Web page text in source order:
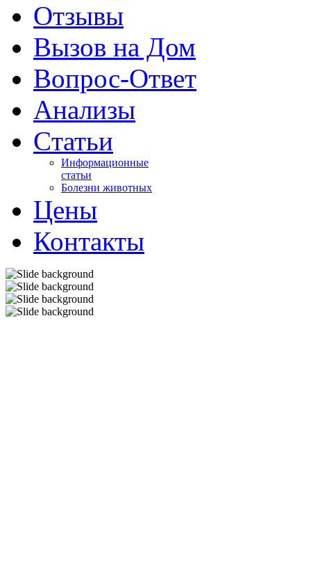
Отзывы
Вызов на Дом
Вопрос-Ответ
Анализы
Cтатьи
Информационные
статьи
Болезни животных
Цены
Контакты